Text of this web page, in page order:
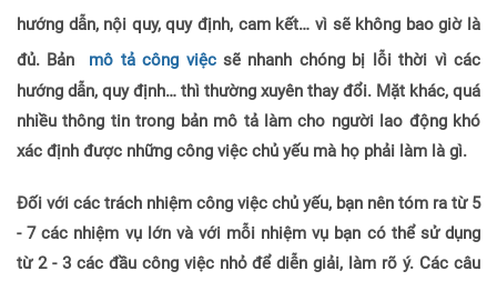
hướng dẫn, nội quy, quy định, cam kết… vì sẽ không bao giờ là
đủ. Bản
mô tả công việcsẽ nhanh chóng bị lỗi thời vì các
hướng dẫn, quy định… thì thường xuyên thay đổi. Mặt khác, quá
nhiều thông tin trong bản mô tả làm cho người lao động khó
xác định được những công việc chủ yếu mà họ phải làm là gì.
Đối với các trách nhiệm công việc chủ yếu, bạn nên tóm ra từ 5
- 7 các nhiệm vụ lớn và với mỗi nhiệm vụ bạn có thể sử dụng
từ 2 - 3 các đầu công việc nhỏ để diễn giải, làm rõ ý. Các câu